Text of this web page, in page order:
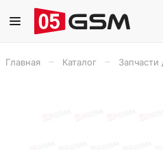
Главная Каталог